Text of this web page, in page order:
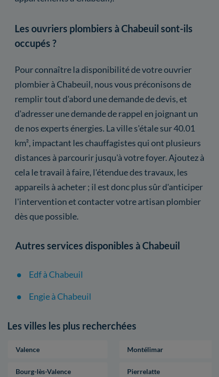
Les ouvriers plombiers à Chabeuil sont-ils
occupés ?
Pour connaître la disponibilité de votre ouvrier
plombier à Chabeuil, nous vous préconisons de
remplir tout d'abord une demande de devis, et
d'adresser une demande de rappel en joignant un
de nos experts énergies. La ville s'étale sur 40.01
km², impactant les chauffagistes qui ont plusieurs
distances à parcourir jusqu'à votre foyer. Ajoutez à
cela le travail à faire, l'étendue des travaux, les
appareils à acheter ; il est donc plus sûr d'anticiper
l'intervention et contacter votre artisan plombier
dès que possible.
Autres services disponibles à Chabeuil
Edf à Chabeuil
Engie à Chabeuil
Les villes les plus recherchées
Valence Montélimar
Bourg-lès-Valence Pierrelatte